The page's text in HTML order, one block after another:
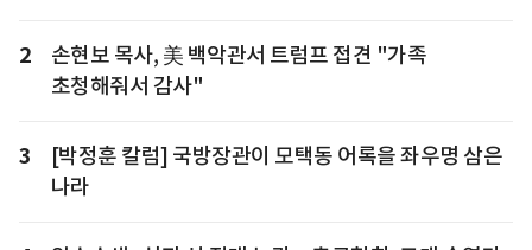
2
손현보 목사, 美 백악관서 트럼프 접견 "가족
초청해줘서 감사"
3
[박정훈 칼럼] 국방장관이 모택동 어록을 좌우명 삼은
나라